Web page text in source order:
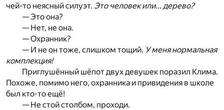
чей-то неясный силуэт. Это человек или… дерево?
— Это она?
— Нет, не она.
— Охранник?
— И не он тоже, слишком тощий. У меня нормальная
комплекция!
Приглушённый шёпот двух девушек поразил Клима.
Похоже, помимо него, охранника и привидения в школе
был кто-то ещё!
— Не стой столбом, проходи.